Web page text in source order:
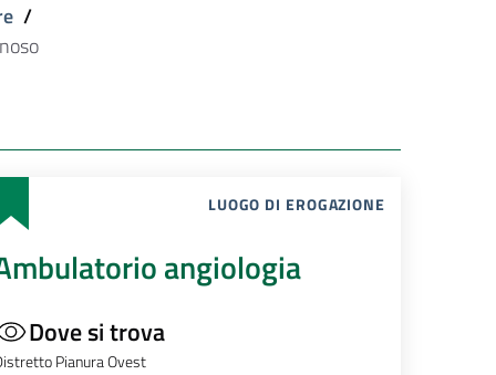
/
LUOGO DI EROGAZIONE
angiologia
Dove si trova
Pianura Ovest